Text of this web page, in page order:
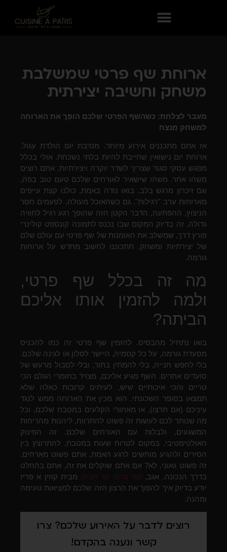
ארוחת שף פרטי שמשלבת
משחק וחשיבה יצירתית
מעבר לצלחת: כשהשף הפרטי שלכם הופך את הארוחה
למשחק מנצח
אז אתם מתכננים אירוע מיוחד. מסיבת יום הולדת עגול.
ארוחת יום נישואין שחייבת להיות בלתי נשכחת. אולי בכלל
מפגש עסקי סגור שצריך לשדר יוקרה ויצירתיות. אתם רוצים
משהו אחר. משהו שישאיר לאורחים שלכם טעם טוב בפה,
וגם זיכרון מרגש בלב. בואו נודה באמת, כולנו קצת עייפים
מארוחות ערב "רגילות". גם כשהאוכל מעולה, לפעמים חסר
הניצוץ, ההפתעה, הדבר הקטן הזה שהופך רגע רגיל לחוויה
גדולה. זה בדיוק המקום שבו נכנס לתמונה קונספט קולינרי
פורץ דרך, שמשלב את האומנות של שף פרטי עם עולם שלם
של יצירתיות ומשחק. תתכוננו לחשוב מחדש על ארוחות
גורמה.
מה זה בכלל שף פרטי,
ולמה להזמין אותו אליכם
הביתה?
בואו נתחיל מהבסיס. להזמין שף פרטי זה כמו להכניס
מסעדת גורמה, על כל קסמיה, היישר לסלון או לגינה שלכם.
בלי לחפש חנייה, בלי להמתין בתור, ובלי לסבול מרעש של
סועדים אחרים. השף מגיע אליכם, מצויד בחומרי הגלם הכי
טריים והכי איכותיים שיש, לעיתים קרובות כאלה שלא
תמצאו בסופר השכונתי. הוא מכין את הארוחה ממש לנגד
עיניכם (אם תרצו), או מאחורי הקלעים במטבח שלכם, וכל
מה שנותר לכם לעשות זה פשוט להתרווח, ליהנות מהריחות
המשגעים, ולבלות עם האורחים שלכם. זה הפינוק
האולטימטיבי. במקום לטרוח שעות במטבח, להתרוצץ בין
הסירים ולהגיע מותשים לרגע האמת, אתם פשוט מארחים.
זה פשוט גאוני, לא? אם אתם שוקלים את זה, אתם בהחלט
בדרך הנכונה. אגב, שף פרטי עד הבית מבית קוזין א פריז
יודע בדיוק איך להפוך את הרצון הזה שלכם למציאות טעימה
ומהנה.
רוצים לדבר על האירוע שלכם? צרו
קשר ונענה בהקדם!